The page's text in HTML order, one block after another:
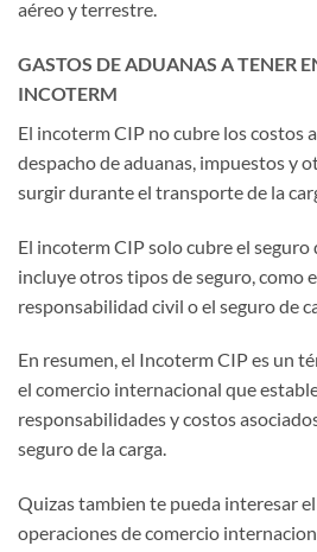
aéreo y terrestre.
GASTOS DE ADUANAS A TENER
INCOTERM
El incoterm CIP no cubre los costos
despacho de aduanas, impuestos y
surgir durante el transporte de la
El incoterm CIP solo cubre el
incluye otros tipos de seguro, como
responsabilidad civil o el seguro de
En resumen, el Incoterm CIP es un
el comercio internacional que
responsabilidades y costos
seguro de la carga.
Quizas tambien te pueda interesar
operaciones de comercio